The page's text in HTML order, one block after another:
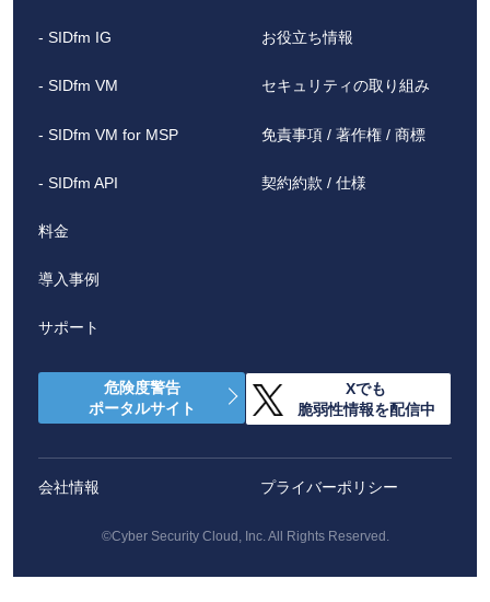
- SIDfm IG
- SIDfm VM
- SIDfm VM for MSP
- SIDfm API
料金
導入事例
サポート
お役立ち情報
セキュリティの取り組み
免責事項 / 著作権 / 商標
契約約款 / 仕様
危険度警告
ポータルサイト
Xでも
脆弱性情報を配信中
会社情報 プライバーポリシー
©Cyber Security Cloud, Inc. All Rights Reserved.